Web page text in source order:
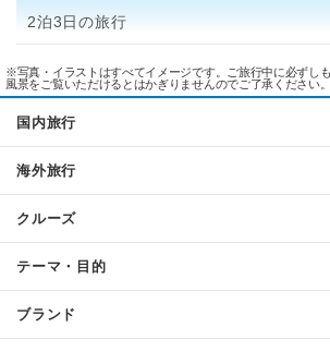
2泊3日の旅行
※写真・イラストはすべてイメージです。ご旅行中に必ずし
風景をご覧いただけるとはかぎりませんのでご了承ください。
国内旅行
海外旅行
クルーズ
テーマ・目的
ブランド